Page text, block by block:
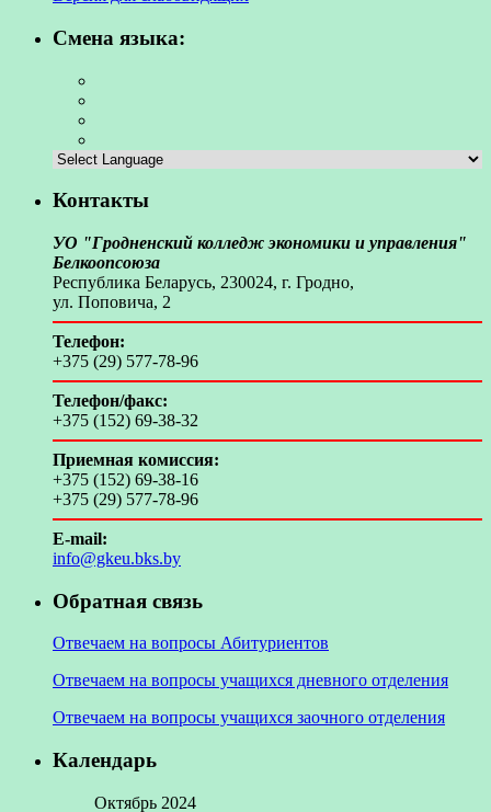
Смена языка:
Контакты
УО "Гродненский колледж экономики и управления"
Белкоопсоюза
Республика Беларусь, 230024, г. Гродно,
ул. Поповича, 2
Телефон:
+375 (29) 577-78-96
Телефон/факс:
+375 (152) 69-38-32
Приемная комиссия:
+375 (152) 69-38-16
+375 (29) 577-78-96
E-mail:
info@gkeu.bks.by
Обратная связь
Отвечаем на вопросы Абитуриентов
Отвечаем на вопросы учащихся дневного отделения
Отвечаем на вопросы учащихся заочного отделения
Календарь
Октябрь 2024